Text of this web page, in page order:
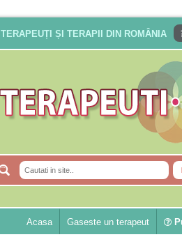
TERAPEUȚI ȘI TERAPII DIN ROMÂNIA
Acasa Gaseste un terapeut